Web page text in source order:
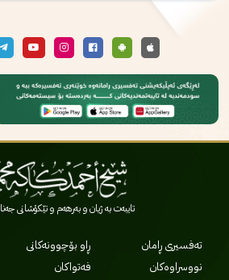
تایبەت بە ژیان و بەرهەم و تێکۆشانی جەنابی
تەفسیری ڕامان
نووسراوەکان
ڕاو بۆچوونەکانی
فەتواکان